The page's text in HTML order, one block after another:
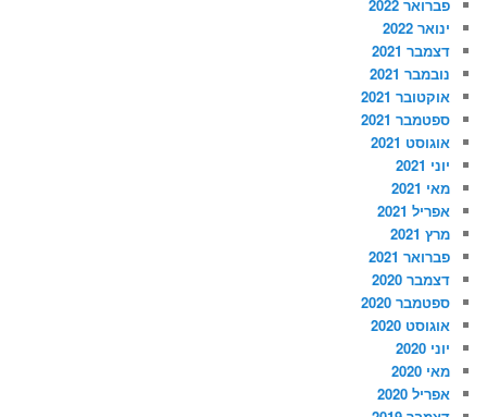
פברואר 2022
ינואר 2022
דצמבר 2021
נובמבר 2021
אוקטובר 2021
ספטמבר 2021
אוגוסט 2021
יוני 2021
מאי 2021
אפריל 2021
מרץ 2021
פברואר 2021
דצמבר 2020
ספטמבר 2020
אוגוסט 2020
יוני 2020
מאי 2020
אפריל 2020